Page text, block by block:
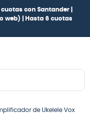
con Santander |
web) |
Hasta 6 cuotas
de Ukelele Vox